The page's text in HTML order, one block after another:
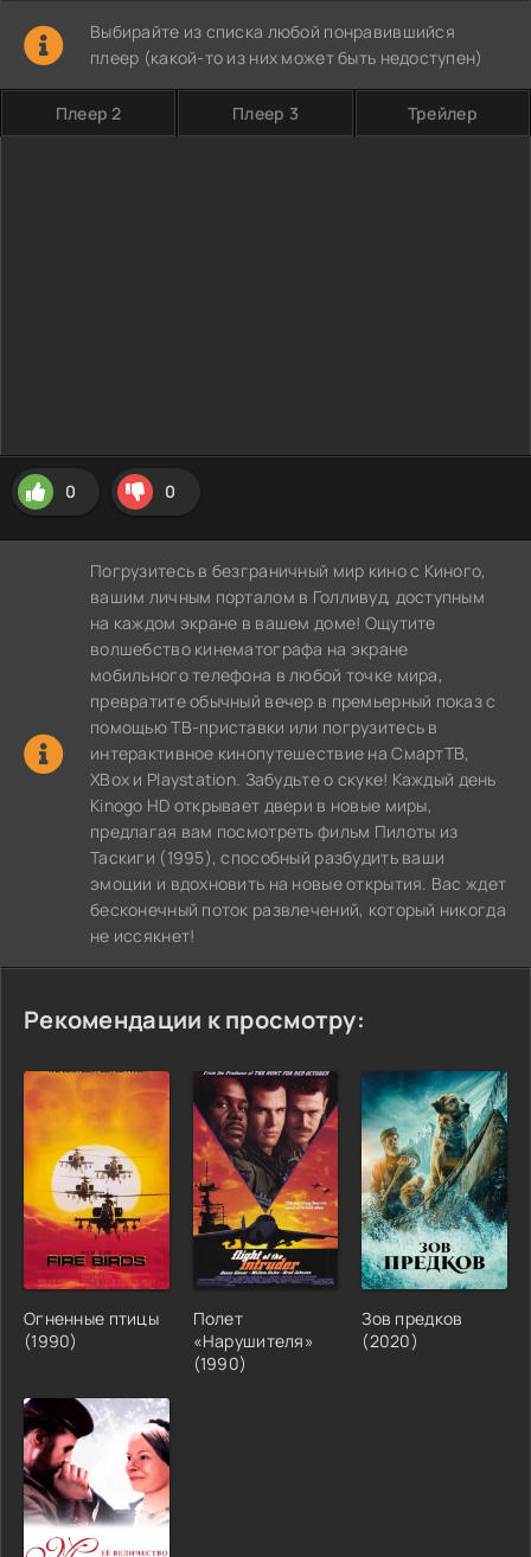
Выбирайте из списка любой понравившийся
плеер (какой-то из них может быть недоступен)
Плеер 2 Плеер 3 Трейлер
0 0
Погрузитесь в безграничный мир кино с Киного,
вашим личным порталом в Голливуд, доступным
на каждом экране в вашем доме! Ощутите
волшебство кинематографа на экране
мобильного телефона в любой точке мира,
превратите обычный вечер в премьерный показ с
помощью ТВ-приставки или погрузитесь в
интерактивное кинопутешествие на СмартТВ,
XBox и Playstation. Забудьте о скуке! Каждый день
Kinogo HD открывает двери в новые миры,
предлагая вам посмотреть фильм Пилоты из
Таскиги (1995), способный разбудить ваши
эмоции и вдохновить на новые открытия. Вас ждет
бесконечный поток развлечений, который никогда
не иссякнет!
Рекомендации к просмотру:
Огненные птицы
(1990)
Полет
«Нарушителя»
(1990)
Зов предков
(2020)